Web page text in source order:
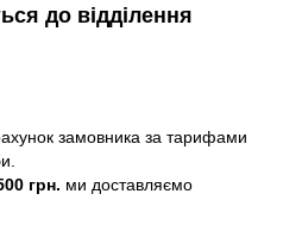
до відділення
замовника за тарифами
грн. ми доставляємо